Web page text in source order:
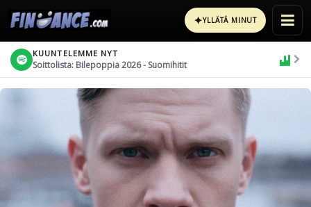
✦YLLÄTÄ MINUT
KUUNTELEMME NYT
Soittolista: Bilepoppia 2026 - Suomihitit